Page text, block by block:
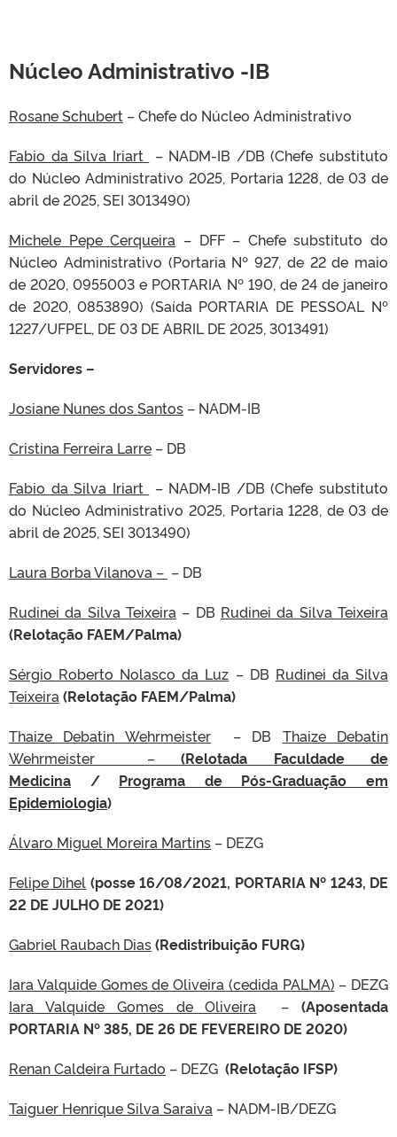
Núcleo Administrativo -IB
Rosane Schubert – Chefe do Núcleo Administrativo
Fabio da Silva Iriart
– NADM-IB /DB (Chefe substituto
do Núcleo Administrativo 2025, Portaria 1228, de 03 de
abril de 2025, SEI 3013490)
Michele Pepe Cerqueira – DFF – Chefe substituto do
Núcleo Administrativo (Portaria Nº 927, de 22 de maio
de 2020, 0955003 e PORTARIA Nº 190, de 24 de janeiro
de 2020, 0853890) (Saída PORTARIA DE PESSOAL Nº
1227/UFPEL, DE 03 DE ABRIL DE 2025, 3013491)
Servidores –
Josiane Nunes dos Santos – NADM-IB
Cristina Ferreira Larre – DB
Fabio da Silva Iriart
– NADM-IB /DB (Chefe substituto
do Núcleo Administrativo 2025, Portaria 1228, de 03 de
abril de 2025, SEI 3013490)
Laura Borba Vilanova – – DB
Rudinei da Silva Teixeira – DB Rudinei da Silva Teixeira
(Relotação FAEM/Palma)
Sérgio Roberto Nolasco da Luz – DB Rudinei da Silva
Teixeira (Relotação FAEM/Palma)
Thaize Debatin Wehrmeister– DB Thaize Debatin
Wehrmeister –(Relotada Faculdade de
Medicina / Programa de Pós-Graduação em
Epidemiologia)
Álvaro Miguel Moreira Martins – DEZG
Felipe Dihel (posse 16/08/2021, PORTARIA Nº 1243, DE
22 DE JULHO DE 2021)
Gabriel Raubach Dias(Redistribuição FURG)
Iara Valquide Gomes de Oliveira (cedida PALMA) – DEZG
Iara Valquide Gomes de Oliveira – (Aposentada
PORTARIA Nº 385, DE 26 DE FEVEREIRO DE 2020)
Renan Caldeira Furtado – DEZG (Relotação IFSP)
Taiguer Henrique Silva Saraiva – NADM-IB/DEZG